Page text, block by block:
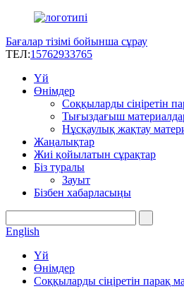
Бағалар тізімі бойынша сұрау
ТЕЛ:15762933765
Үй
Өнімдер
Соққыларды сіңіретін
Тығыздағыш
Нұсқаулық жақтау
Жаңалықтар
Жиі қойылатын сұрақтар
Біз туралы
Зауыт
Бізбен хабарласыңы
English
Үй
Өнімдер
Соққыларды сіңіретін парақ